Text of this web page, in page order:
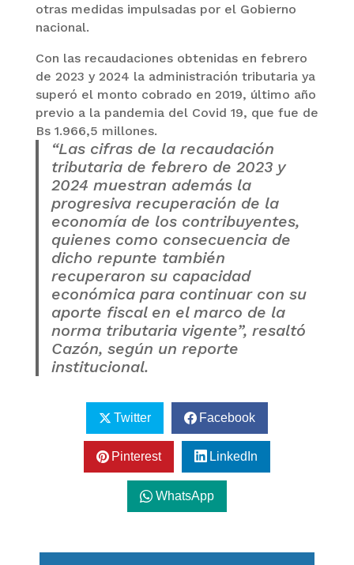
otras medidas impulsadas por el Gobierno
nacional.
Con las recaudaciones obtenidas en febrero
de 2023 y 2024 la administración tributaria ya
superó el monto cobrado en 2019, último año
previo a la pandemia del Covid 19, que fue de
Bs 1.966,5 millones.
“Las cifras de la recaudación
tributaria de febrero de 2023 y
2024 muestran además la
progresiva recuperación de la
economía de los contribuyentes,
quienes como consecuencia de
dicho repunte también
recuperaron su capacidad
económica para continuar con su
aporte fiscal en el marco de la
norma tributaria vigente”, resaltó
Cazón, según un reporte
institucional.
Twitter Facebook
Pinterest LinkedIn
WhatsApp